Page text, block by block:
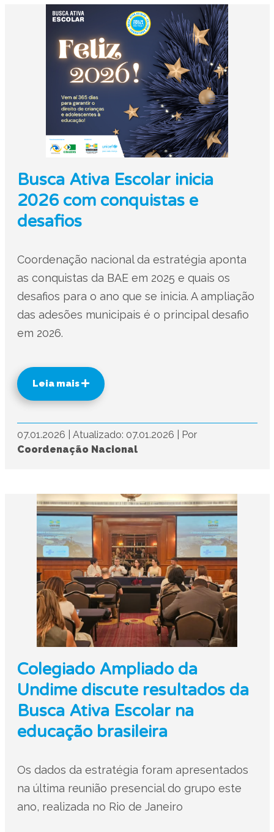
Busca Ativa Escolar inicia
2026 com conquistas e
desafios
Coordenação nacional da estratégia aponta
as conquistas da BAE em 2025 e quais os
desafios para o ano que se inicia. A ampliação
das adesões municipais é o principal desafio
em 2026.
Leia mais
07.01.2026 Atualizado: 07.01.2026
Por
Coordenação Nacional
Colegiado Ampliado da
Undime discute resultados da
Busca Ativa Escolar na
educação brasileira
Os dados da estratégia foram apresentados
na última reunião presencial do grupo este
ano, realizada no Rio de Janeiro